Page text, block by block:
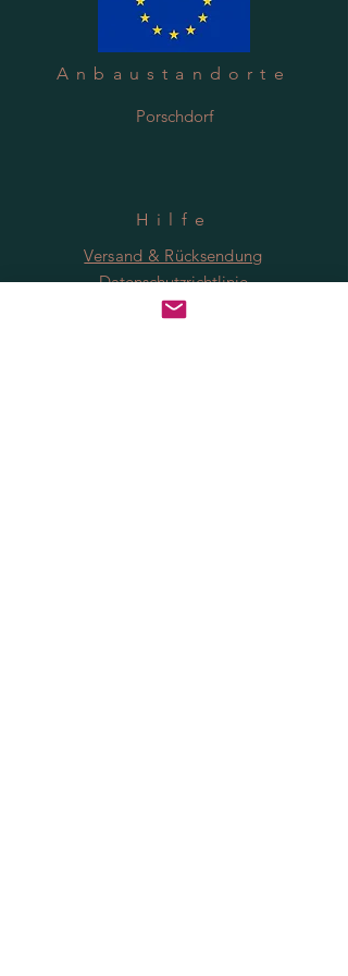
Anbaustandorte
Porschdorf
Hilfe
Versand & Rücksendung
Datenschutzrichtlinie
FAQ